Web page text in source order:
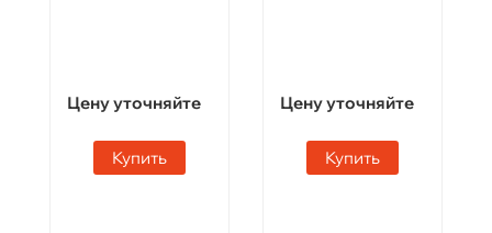
Цену уточняйте
Купить
Цену уточняйте
Купить